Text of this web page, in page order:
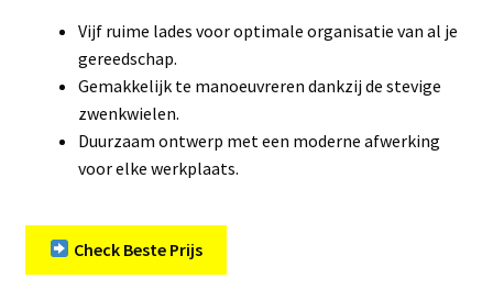
Vijf ruime lades voor optimale organisatie van al je
gereedschap.
Gemakkelijk te manoeuvreren dankzij de stevige
zwenkwielen.
Duurzaam ontwerp met een moderne afwerking
voor elke werkplaats.
Check Beste Prijs